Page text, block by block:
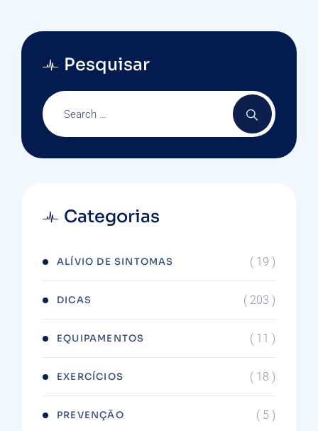
Pesquisar
Categorias
ALÍVIO DE SINTOMAS ( 19 )
DICAS ( 203 )
EQUIPAMENTOS ( 11 )
EXERCÍCIOS ( 18 )
PREVENÇÃO ( 5 )